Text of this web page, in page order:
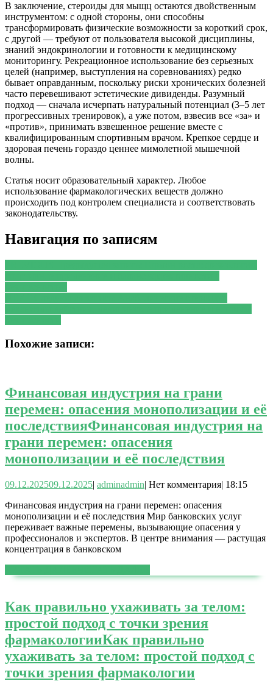
В заключение, стероиды для мыщц остаются двойственным
инструментом: с одной стороны, они способны
трансформировать физические возможности за короткий срок,
с другой — требуют от пользователя высокой дисциплины,
знаний эндокринологии и готовности к медицинскому
мониторингу. Рекреационное использование без серьезных
целей (например, выступления на соревнованиях) редко
бывает оправданным, поскольку риски хронических болезней
часто перевешивают эстетические дивиденды. Разумный
подход — сначала исчерпать натуральный потенциал (3–5 лет
прогрессивных тренировок), а уже потом, взвесив все «за» и
«против», принимать взвешенное решение вместе с
квалифицированным спортивным врачом. Крепкое сердце и
здоровая печень гораздо ценнее мимолетной мышечной
волны.
Статья носит образовательный характер. Любое
использование фармакологических веществ должно
происходить под контролем специалиста и соответствовать
законодательству.
Навигация по записям
Похожие записи:
Финансовая индустрия на грани
перемен: опасения монополизации и её
последствияФинансовая индустрия на
грани перемен: опасения
монополизации и её последствия
09.12.202509.12.2025| adminadmin| Нет комментария| 18:15
Финансовая индустрия на грани перемен: опасения
монополизации и её последствия Мир банковских услуг
переживает важные перемены, вызывающие опасения у
профессионалов и экспертов. В центре внимания — растущая
концентрация в банковском
Как правильно ухаживать за телом:
простой подход с точки зрения
фармакологииКак правильно
ухаживать за телом: простой подход с
точки зрения фармакологии